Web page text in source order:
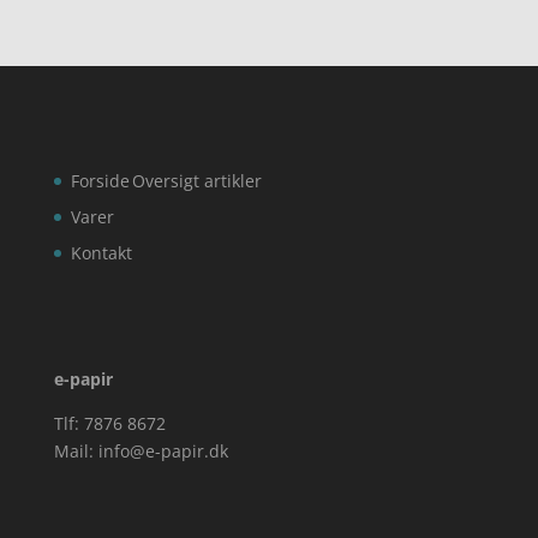
Forside
Varer
Kontakt
Oversigt artikler
e-papir
Tlf: 7876 8672
Mail: info@e-papir.dk